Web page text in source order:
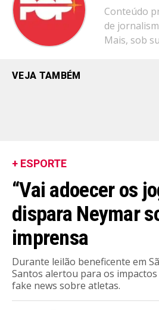
Conteúdo
de
Mais, sob
VEJA TAMBÉM
+ ESPORTE
“Vai adoecer os
dispara Neymar
imprensa
Durante leilão beneficente em
Santos alertou para os impactos
fake news sobre atletas.